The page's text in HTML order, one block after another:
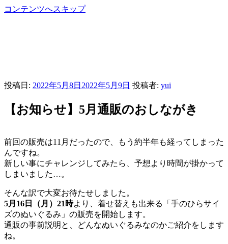
コンテンツへスキップ
投稿日: 2022年5月8日 2022年5月9日 投稿者: yui
【お知らせ】5月通販のおしながき
前回の販売は11月だったので、もう約半年も経ってしまった
んですね。
新しい事にチャレンジしてみたら、予想より時間が掛かって
しまいました…。
そんな訳で大変お待たせしました。
5月16日（月）21時より、着せ替えも出来る「手のひらサイ
ズのぬいぐるみ」の販売を開始します。
通販の事前説明と、どんなぬいぐるみなのかご紹介をします
ね。